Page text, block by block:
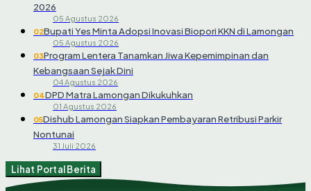
2026
05 Agustus 2026
02Bupati Yes Minta Adopsi Inovasi Biopori KKN di Lamongan
05 Agustus 2026
03Program Lentera Tanamkan Jiwa Kepemimpinan dan
Kebangsaan Sejak Dini
04 Agustus 2026
04DPD Matra Lamongan Dikukuhkan
01 Agustus 2026
05Dishub Lamongan Siapkan Pembayaran Retribusi Parkir
Nontunai
31 Juli 2026
Lihat Portal Berita